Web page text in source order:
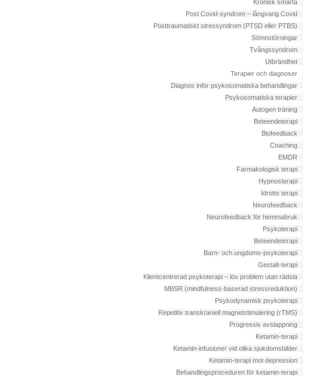
Kronisk smärta
Post Covid-syndrom – långvarig Covid
Posttraumatiskt stressyndrom (PTSD eller PTBS)
Sömnstörningar
Tvångssyndrom
Utbrändhet
Terapier och diagnoser
Diagnos inför psykosomatiska behandlingar
Psykosomatiska terapier
Autogen träning
Beteendeterapi
Biofeedback
Coaching
EMDR
Farmakologisk terapi
Hypnosterapi
Idrotts terapi
Neurofeedback
Neurofeedback för hemmabruk
Psykoterapi
Beteendeterapi
Barn- och ungdoms-psykoterapi
Gestalt-terapi
Klientcentrerad psykoterapi – lös problem utan rädsla
MBSR (mindfulness-baserad stressreduktion)
Psykodynamisk psykoterapi
Repetitiv transkraniell magnetstimulering (rTMS)
Progressiv avslappning
Ketamin-terapi
Ketamin-infusioner vid olika sjukdomsbilder
Ketamin-terapi mot depression
Behandlingsproceduren för ketamin-terapi